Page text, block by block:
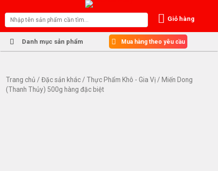
Giỏ hàng
Danh mục sản phẩm Mua hàng theo yêu cầu
Trang chủ / Đặc sản khác / Thực Phẩm Khô - Gia Vị / Miến Dong
(Thanh Thủy) 500g hàng đặc biệt